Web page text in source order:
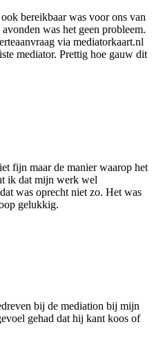
bereikbaar was voor ons van
was het geen probleem.
via mediatorkaart.nl
mediator. Prettig hoe gauw dit
fijn maar de manier waarop het
ik dat mijn werk wel
was oprecht niet zo. Het was
gelukkig.
bij de mediation bij mijn
gehad dat hij kant koos of